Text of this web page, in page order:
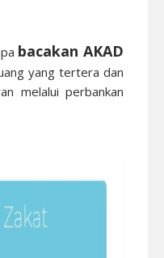
bacakan AKAD
yang tertera dan
melalui perbankan